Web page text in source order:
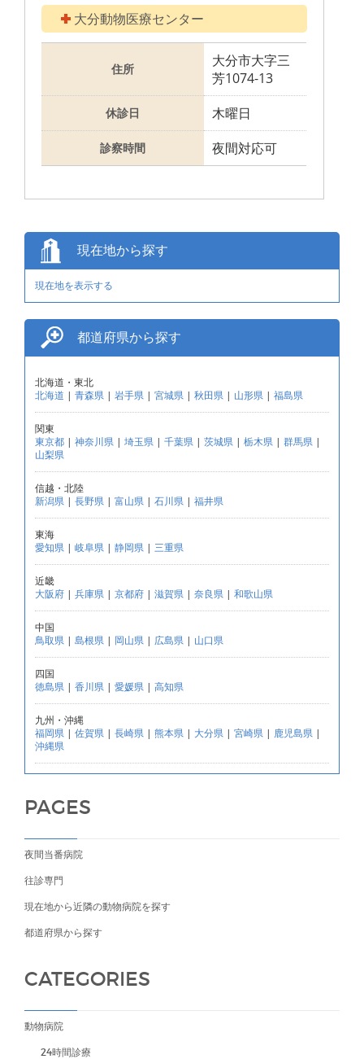
大分動物医療センター
住所
大分市大字三
芳1074-13
休診日 木曜日
診察時間 夜間対応可
現在地から探す
現在地を表示する
都道府県から探す
北海道・東北
北海道 | 青森県 | 岩手県 | 宮城県 | 秋田県 | 山形県 | 福島県
関東
東京都 | 神奈川県 | 埼玉県 | 千葉県 | 茨城県 | 栃木県 | 群馬県 |
山梨県
信越・北陸
新潟県 | 長野県 | 富山県 | 石川県 | 福井県
東海
愛知県 | 岐阜県 | 静岡県 | 三重県
近畿
大阪府 | 兵庫県 | 京都府 | 滋賀県 | 奈良県 | 和歌山県
中国
鳥取県 | 島根県 | 岡山県 | 広島県 | 山口県
四国
徳島県 | 香川県 | 愛媛県 | 高知県
九州・沖縄
福岡県 | 佐賀県 | 長崎県 | 熊本県 | 大分県 | 宮崎県 | 鹿児島県 |
沖縄県
PAGES
夜間当番病院
往診専門
現在地から近隣の動物病院を探す
都道府県から探す
CATEGORIES
動物病院
24時間診療